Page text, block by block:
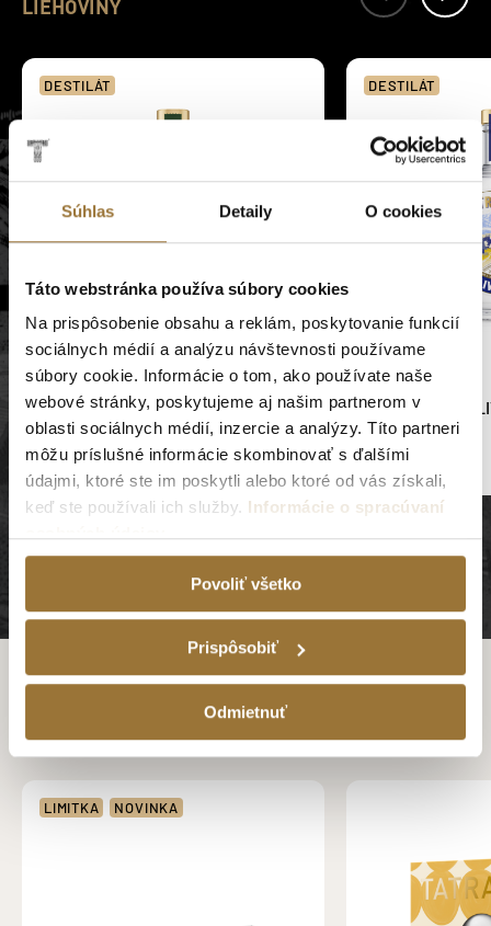
Súhlas Detaily O cookies
Táto webstránka používa súbory cookies
Na prispôsobenie obsahu a reklám, poskytovanie funkcií
sociálnych médií a analýzu návštevnosti používame
súbory cookie. Informácie o tom, ako používate naše
webové stránky, poskytujeme aj našim partnerom v
oblasti sociálnych médií, inzercie a analýzy. Títo partneri
môžu príslušné informácie skombinovať s ďalšími
údajmi, ktoré ste im poskytli alebo ktoré od vás získali,
keď ste používali ich služby. Informácie o spracúvaní
Povoliť všetko
Prispôsobiť
Odmietnuť
LIEHOVINY
DESTILÁT
TATRANSKÁ HRUŠKOVICA 42 %,
700 ML
16.89€
DESTILÁT
TATRANSKÁ
ML
16.89€
Kategória TATRANSKÁ
DARČEKOVÉ BALENIA TATRATEA
LIMITKA NOVINKA